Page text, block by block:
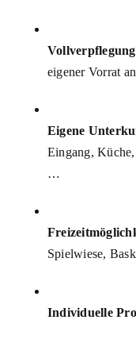
Vollverpflegung
eigener Vorrat
Eigene
Eingang,
…
Spielwiese,
Individuelle